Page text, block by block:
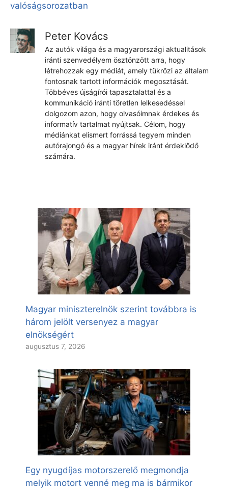
valóságsorozatban
Peter Kovács
Az autók világa és a magyarországi aktualitások
iránti szenvedélyem ösztönzött arra, hogy
létrehozzak egy médiát, amely tükrözi az általam
fontosnak tartott információk megosztását.
Többéves újságírói tapasztalattal és a
kommunikáció iránti töretlen lelkesedéssel
dolgozom azon, hogy olvasóimnak érdekes és
informatív tartalmat nyújtsak. Célom, hogy
médiánkat elismert forrássá tegyem minden
autórajongó és a magyar hírek iránt érdeklődő
számára.
Magyar miniszterelnök szerint továbbra is
három jelölt versenyez a magyar
elnökségért
augusztus 7, 2026
Egy nyugdíjas motorszerelő megmondja
melyik motort venné meg ma is bármikor